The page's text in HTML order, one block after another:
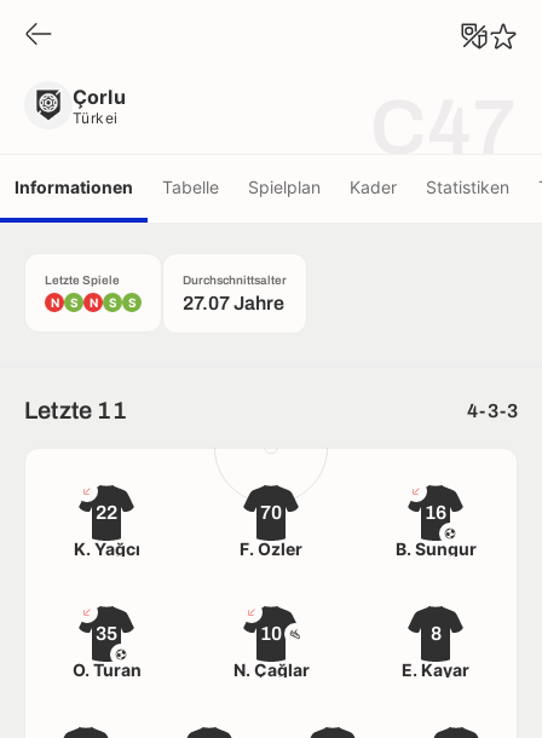
Çorlu
Türkei
Informationen Tabelle Spielplan Kader Statistiken
Letzte Spiele
N S N S S
Durchschnittsalter
27.07 Jahre
Letzte 11 4-3-3
35
Ö. Turan
10
N. Çağlar
8
E. Kayar
22
K. Yağcı
70
F. Özler
16
B. Sungur